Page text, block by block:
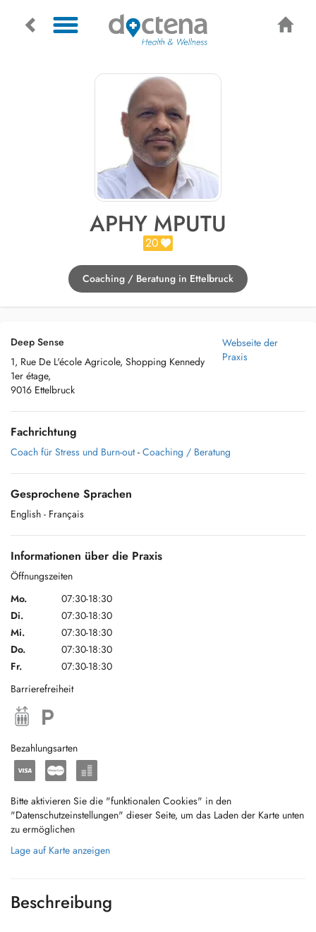
APHY MPUTU
20
Coaching / Beratung in Ettelbruck
Deep Sense
1, Rue De L'école Agricole, Shopping Kennedy
1er étage,
9016 Ettelbruck
Webseite der
Praxis
Fachrichtung
Coach für Stress und Burn-out - Coaching / Beratung
Gesprochene Sprachen
English - Français
Informationen über die Praxis
Öffnungszeiten
Mo.
07:30-18:30
Di.
07:30-18:30
Mi.
07:30-18:30
Do.
07:30-18:30
Fr.
07:30-18:30
Barrierefreiheit
Bezahlungsarten
Bitte aktivieren Sie die "funktionalen Cookies" in den
"Datenschutzeinstellungen" dieser Seite, um das Laden der Karte unten
zu ermöglichen
Lage auf Karte anzeigen
Beschreibung